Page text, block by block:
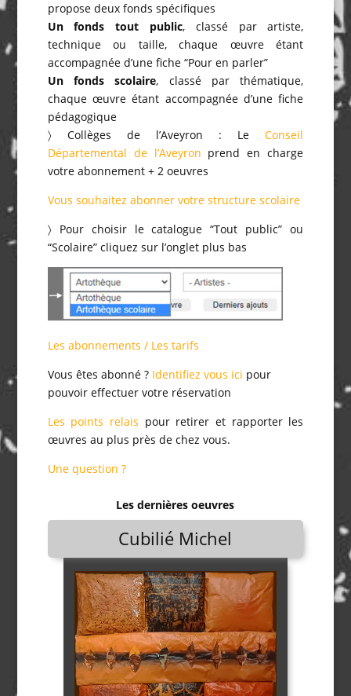
propose deux fonds spécifiques
Un fonds tout public, classé par artiste,
technique ou taille, chaque œuvre étant
accompagnée d’une fiche “Pour en parler”
Un fonds scolaire, classé par thématique,
chaque œuvre étant accompagnée d’une fiche
pédagogique
〉 Collèges de l’Aveyron : LeConseil
Départemental de l’Aveyron prend en charge
votre abonnement + 2 oeuvres
Vous souhaitez abonner votre structure scolaire
〉 Pour choisir le catalogue “Tout public” ou
“Scolaire” cliquez sur l’onglet plus bas
Les abonnements / Les tarifs
Vous êtes abonné ? Identifiez vous ici pour
pouvoir effectuer votre réservation
Les points relais pour retirer et rapporter les
œuvres au plus près de chez vous.
Une question ?
Les dernières oeuvres
Marcoleptique